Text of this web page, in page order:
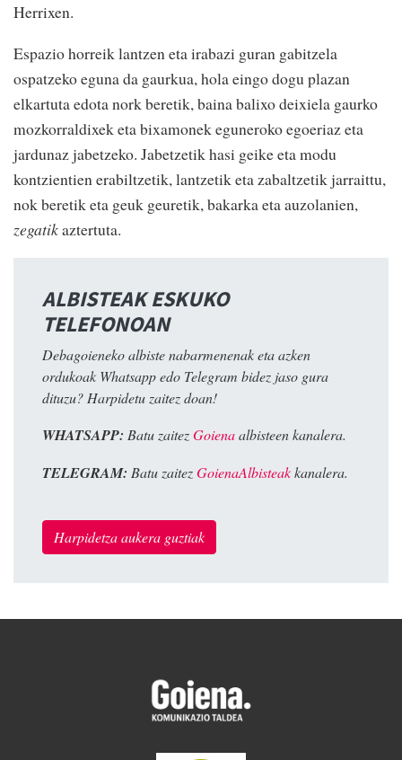
Herrixen.
Espazio horreik lantzen eta irabazi guran gabitzela
ospatzeko eguna da gaurkua, hola eingo dogu plazan
elkartuta edota nork beretik, baina balixo deixiela gaurko
mozkorraldixek eta bixamonek eguneroko egoeriaz eta
jardunaz jabetzeko. Jabetzetik hasi geike eta modu
kontzientien erabiltzetik, lantzetik eta zabaltzetik jarraittu,
nok beretik eta geuk geuretik, bakarka eta auzolanien,
zegatikaztertuta.
ALBISTEAK ESKUKO
TELEFONOAN
Debagoieneko albiste nabarmenenak eta azken
ordukoak Whatsapp edo Telegram bidez jaso gura
dituzu? Harpidetu zaitez doan!
WHATSAPP: Batu zaitezGoienaalbisteen kanalera.
TELEGRAM: Batu zaitezGoienaAlbisteakkanalera.
Harpidetza aukera guztiak